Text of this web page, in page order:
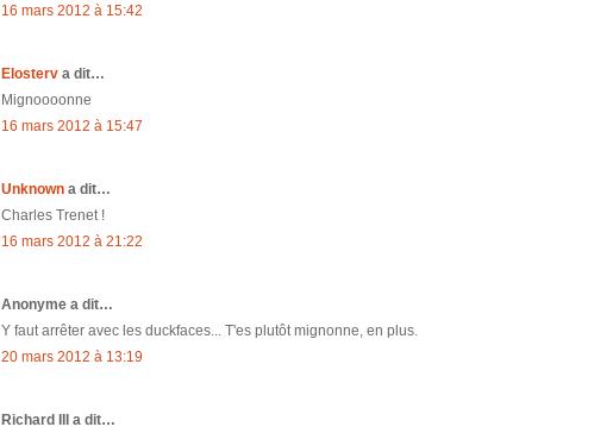
16 mars 2012 à 15:42
Elosterv a dit…
Mignoooonne
16 mars 2012 à 15:47
Unknown a dit…
Charles Trenet !
16 mars 2012 à 21:22
Anonyme a dit…
Y faut arrêter avec les duckfaces... T'es plutôt mignonne, en plus.
20 mars 2012 à 13:19
Richard III a dit…